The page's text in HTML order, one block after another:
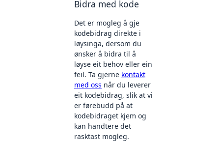
Bidra med kode
Det er mogleg å gje
kodebidrag direkte i
løysinga, dersom du
ønsker å bidra til å
løyse eit behov eller ein
feil. Ta gjerne kontakt
med oss når du leverer
eit kodebidrag, slik at vi
er førebudd på at
kodebidraget kjem og
kan handtere det
rasktast mogleg.